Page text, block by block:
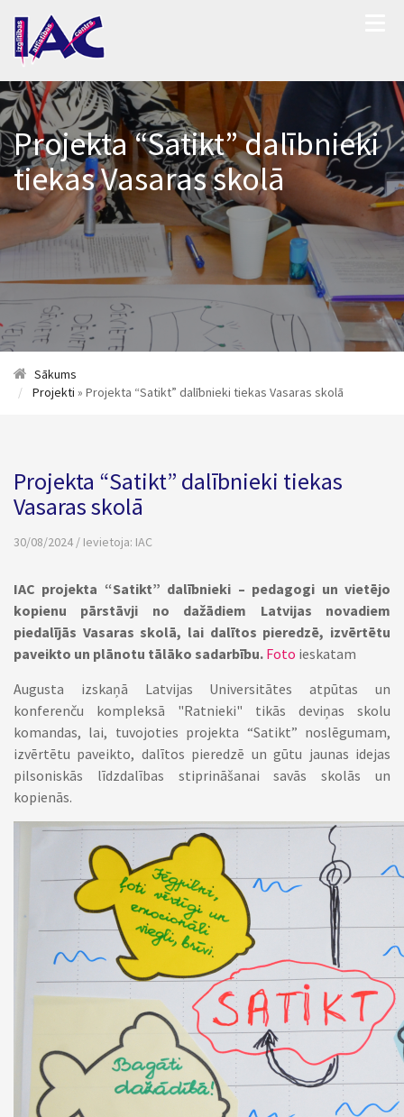
Projekta “Satikt” dalībnieki
tiekas Vasaras skolā
Sākums
Projekti » Projekta “Satikt” dalībnieki tiekas Vasaras skolā
Projekta “Satikt” dalībnieki tiekas
Vasaras skolā
30/08/2024 / Ievietoja: IAC
IAC projekta “Satikt” dalībnieki – pedagogi un vietējo
kopienu pārstāvji no dažādiem Latvijas novadiem
piedalījās Vasaras skolā, lai dalītos pieredzē, izvērtētu
paveikto un plānotu tālāko sadarbību. Foto ieskatam
Augusta izskaņā Latvijas Universitātes atpūtas un
konferenču kompleksā "Ratnieki" tikās deviņas skolu
komandas, lai, tuvojoties projekta “Satikt” noslēgumam,
izvērtētu paveikto, dalītos pieredzē un gūtu jaunas idejas
pilsoniskās līdzdalības stiprināšanai savās skolās un
kopienās.